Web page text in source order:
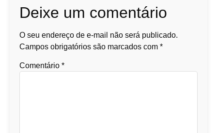
Deixe um comentário
O seu endereço de e-mail não será publicado.
Campos obrigatórios são marcados com *
Comentário *